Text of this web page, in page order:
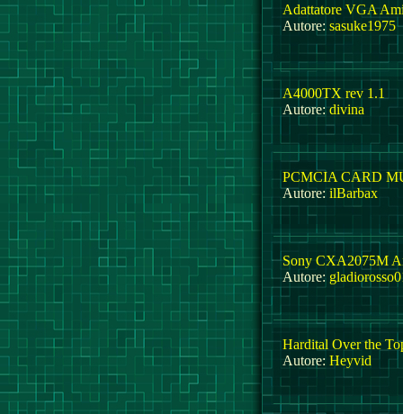
Adattatore VGA
Autore: sasuke1975
A4000TX rev 1.1
Autore:divina
PCMCIA CARD
Autore: ilBarbax
Sony CXA2075M
Autore:
Hardital Over the
Autore: Heyvid